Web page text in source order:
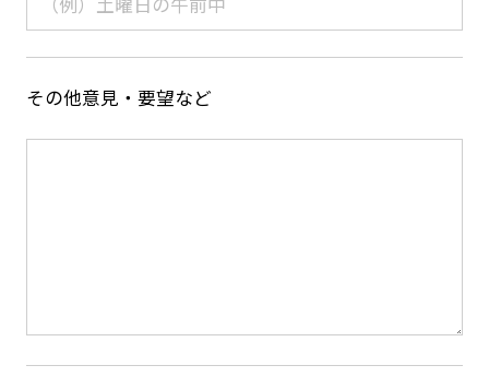
その他意見・要望など